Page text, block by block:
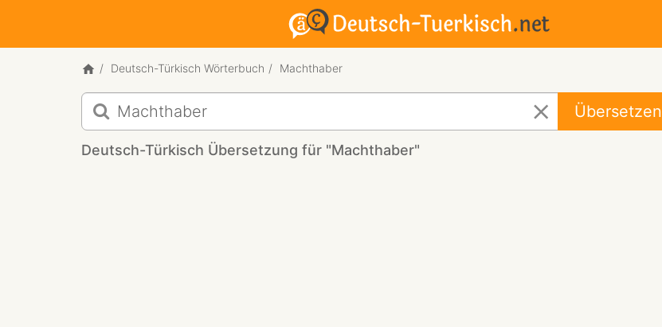
Deutsch-Türkisch Wörterbuch Machthaber
Deutsch-
Türkisch
Übersetzung
für
Übersetzen
Deutsch-Türkisch Übersetzung für "Machthaber"